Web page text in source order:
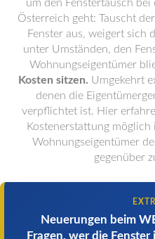
um den Fenstertausch
Österreich geht: Tauscht
Fenster aus, weigert sich
unter Umständen, den
Wohnungseigentümer
Kosten sitzen. Umgekehrt
denen die
verpflichtet ist. Hier
Kostenerstattung
Wohnungseigentümer
gegenüber
Neuerungen beim
Fragen, wer die